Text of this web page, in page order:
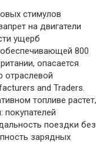
стимулов
на двигатели
ущерб
800
опасается
отраслевой
and Traders.
топливе растет,
покупателей
поездки без
зарядных